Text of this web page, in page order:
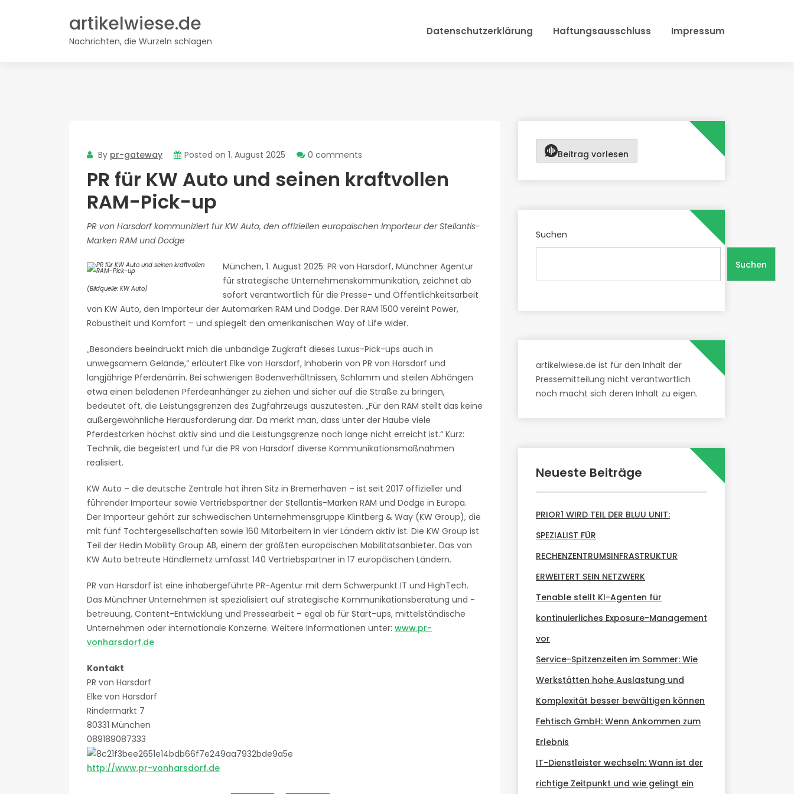
artikelwiese.de
Nachrichten, die Wurzeln schlagen
Datenschutzerklärung Haftungsausschluss Impressum
By pr-gateway Posted on 1. August 2025 0 comments
PR für KW Auto und seinen kraftvollen
RAM-Pick-up
PR von Harsdorf kommuniziert für KW Auto, den offiziellen europäischen Importeur der Stellantis-
Marken RAM und Dodge
(Bildquelle: KW Auto)
München, 1. August 2025: PR von Harsdorf, Münchner Agentur
für strategische Unternehmenskommunikation, zeichnet ab
sofort verantwortlich für die Presse- und Öffentlichkeitsarbeit
von KW Auto, den Importeur der Automarken RAM und Dodge. Der RAM 1500 vereint Power,
Robustheit und Komfort – und spiegelt den amerikanischen Way of Life wider.
„Besonders beeindruckt mich die unbändige Zugkraft dieses Luxus-Pick-ups auch in
unwegsamem Gelände,“ erläutert Elke von Harsdorf, Inhaberin von PR von Harsdorf und
langjährige Pferdenärrin. Bei schwierigen Bodenverhältnissen, Schlamm und steilen Abhängen
etwa einen beladenen Pferdeanhänger zu ziehen und sicher auf die Straße zu bringen,
bedeutet oft, die Leistungsgrenzen des Zugfahrzeugs auszutesten. „Für den RAM stellt das keine
außergewöhnliche Herausforderung dar. Da merkt man, dass unter der Haube viele
Pferdestärken höchst aktiv sind und die Leistungsgrenze noch lange nicht erreicht ist.“ Kurz:
Technik, die begeistert und für die PR von Harsdorf diverse Kommunikationsmaßnahmen
realisiert.
KW Auto – die deutsche Zentrale hat ihren Sitz in Bremerhaven – ist seit 2017 offizieller und
führender Importeur sowie Vertriebspartner der Stellantis-Marken RAM und Dodge in Europa.
Der Importeur gehört zur schwedischen Unternehmensgruppe Klintberg & Way (KW Group), die
mit fünf Tochtergesellschaften sowie 160 Mitarbeitern in vier Ländern aktiv ist. Die KW Group ist
Teil der Hedin Mobility Group AB, einem der größten europäischen Mobilitätsanbieter. Das von
KW Auto betreute Händlernetz umfasst 140 Vertriebspartner in 17 europäischen Ländern.
PR von Harsdorf ist eine inhabergeführte PR-Agentur mit dem Schwerpunkt IT und HighTech.
Das Münchner Unternehmen ist spezialisiert auf strategische Kommunikationsberatung und -
betreuung, Content-Entwicklung und Pressearbeit – egal ob für Start-ups, mittelständische
Unternehmen oder internationale Konzerne. Weitere Informationen unter: www.pr-
vonharsdorf.de
Kontakt
PR von Harsdorf
Elke von Harsdorf
Rindermarkt 7
80331 München
089189087333
http://www.pr-vonharsdorf.de
Beitrag vorlesen
Suchen
Suchen
artikelwiese.de ist für den Inhalt der
Pressemitteilung nicht verantwortlich
noch macht sich deren Inhalt zu eigen.
Neueste Beiträge
PRIOR1 WIRD TEIL DER BLUU UNIT:
SPEZIALIST FÜR
RECHENZENTRUMSINFRASTRUKTUR
ERWEITERT SEIN NETZWERK
Tenable stellt KI-Agenten für
kontinuierliches Exposure-Management
vor
Service-Spitzenzeiten im Sommer: Wie
Werkstätten hohe Auslastung und
Komplexität besser bewältigen können
Fehtisch GmbH: Wenn Ankommen zum
Erlebnis
IT-Dienstleister wechseln: Wann ist der
richtige Zeitpunkt und wie gelingt ein